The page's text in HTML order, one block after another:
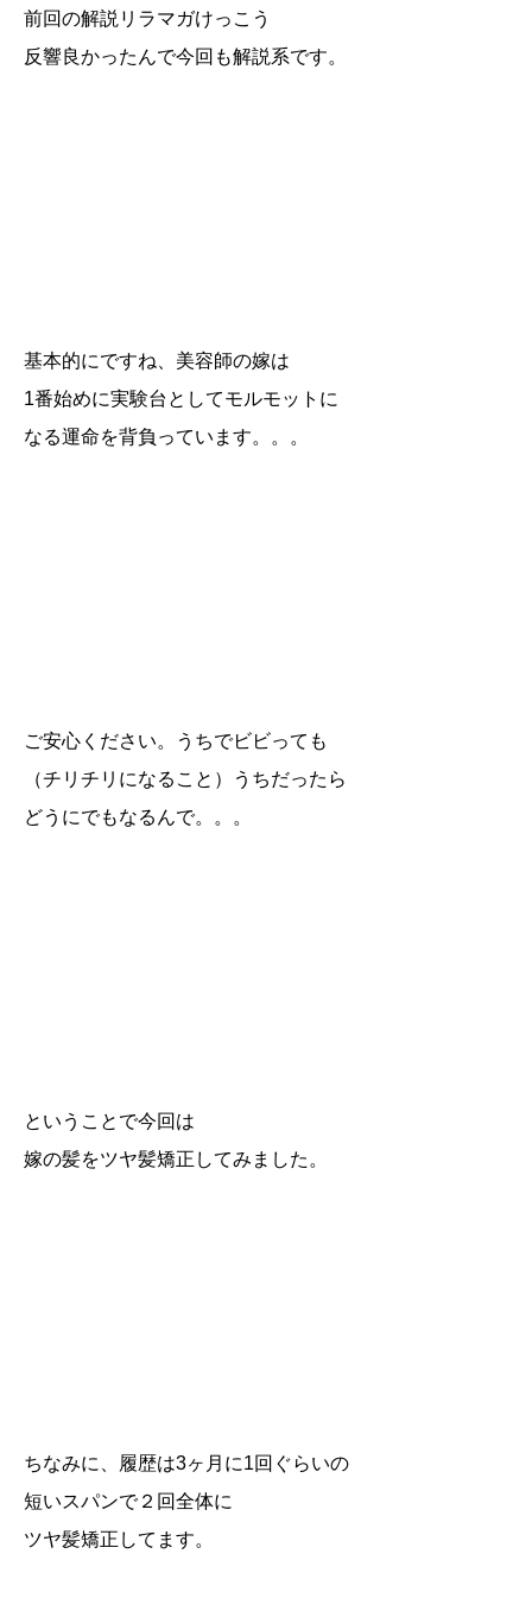
前回の解説リラマガけっこう
反響良かったんで今回も解説系です。
基本的にですね、美容師の嫁は
1番始めに実験台としてモルモットに
なる運命を背負っています。。。
ご安心ください。うちでビビっても
（チリチリになること）うちだったら
どうにでもなるんで。。。
ということで今回は
嫁の髪をツヤ髪矯正してみました。
ちなみに、履歴は3ヶ月に1回ぐらいの
短いスパンで２回全体に
ツヤ髪矯正してます。